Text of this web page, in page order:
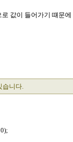
값이 들어가기 떄문
습니다.